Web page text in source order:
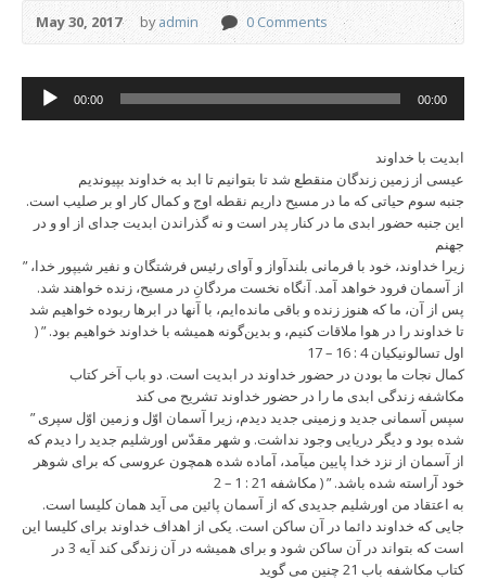
May 30, 2017 byadmin 0 Comments
Audio
Player
00:00 00:00
ابدیت با خداوند
عیسی از زمین زندگان منقطع شد تا بتوانیم تا ابد به خداوند بپیوندیم
جنبه سوم حیاتی که ما در مسیح داریم نقطه اوج و کمال کار او بر صلیب است.
این جنبه حضور ابدی ما در کنار پدر است و نه گذراندن ابدیت جدای از او و در
جهنم
” زیرا خداوند، خود با فرمانی بلندآواز و آوای رئیس فرشتگان و نفیر شیپور خدا،
از آسمان فرود خواهد آمد. آنگاه نخست مردگانِ در مسیح، زنده خواهند شد.
پس از آن، ما که هنوز زنده و باقی مانده‌ایم، با آنها در ابرها ربوده خواهیم شد
تا خداوند را در هوا ملاقات کنیم، و بدین‌گونه همیشه با خداوند خواهیم بود. ” (
اول تسالونیکیان 4 : 16 – 17
کمال نجات ما بودن در حضور خداوند در ابدیت است. دو باب آخر کتاب
مکاشفه زندگی ابدی ما را در حضور خداوند تشریح می کند
” سپس آسمانی جدید و زمینی جدید دیدم، زیرا آسمان اوّل و زمین اوّل سپری
شده بود و دیگر دریایی وجود نداشت. و شهر مقدّس اورشلیم جدید را دیدم که
از آسمان از نزد خدا پایین میآمد، آماده شده همچون عروسی که برای شوهر
خود آراسته شده باشد. ” ( مکاشفه 21 : 1 – 2
به اعتقاد من اورشلیم جدیدی که از آسمان پائین می آید همان کلیسا است.
جایی که خداوند دائما در آن ساکن است. یکی از اهداف خداوند برای کلیسا این
است که بتواند در آن ساکن شود و برای همیشه در آن زندگی کند آیه 3 در
کتاب مکاشفه باب 21 چنین می گوید